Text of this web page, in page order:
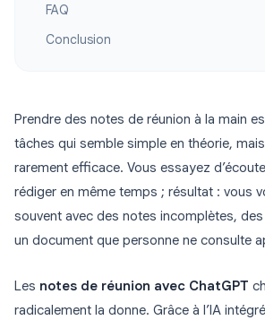
FAQ
Conclusion
Prendre des notes de réunion à la main
tâches qui semble simple en théorie,
rarement efficace. Vous essayez
rédiger en même temps ; résultat : vous
souvent avec des notes incomplètes,
un document que personne ne consulte
Les notes de réunion avec ChatGPT
radicalement la donne. Grâce à l’IA